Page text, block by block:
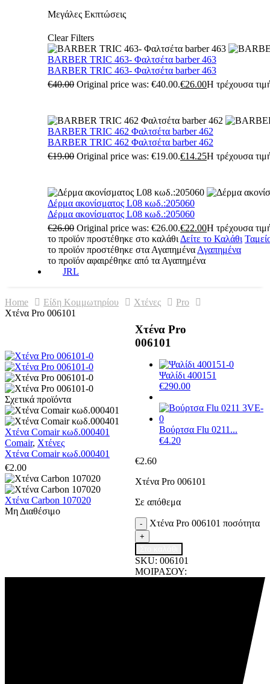
Μεγάλες Εκπτώσεις
Clear Filters
BARBER TRIC 463- Φαλτσέτα barber 463
BARBER TRIC 463- Φαλτσέτα barber 463
€40.00 Original price was: €40.00.€26.00Η τρέχουσα
BARBER TRIC 462 Φαλτσέτα barber 462
BARBER TRIC 462 Φαλτσέτα barber 462
€19.00 Original price was: €19.00.€14.25Η τρέχουσα
Δέρμα ακονίσματος L08 κωδ.:205060
Δέρμα ακονίσματος L08 κωδ.:205060
€26.00 Original price was: €26.00.€22.00Η τρέχουσα
το προϊόν προστέθηκε στο καλάθι Δείτε το Καλάθι
το προϊόν προστέθηκε στα Αγαπημένα Αγαπημένα
το προϊόν αφαιρέθηκε από τα Αγαπημένα
JRL
Home Είδη Κομμωτηρίου Χτένες
Pro
Χτένα Pro 006101
Χτένα Pro
006101
Ψαλίδι 400151
€290.00
Βούρτσα Flu 0211...
€4.20
€2.60
Χτένα Pro 006101
Σε απόθεμα
- Χτένα Pro 006101 ποσότητα
+
SKU: 006101
ΜΟΙΡΑΣΟΥ:
Σχετικά προϊόντα
Χτένα Comair κωδ.000401
Comair, Χτένες
Χτένα Comair κωδ.000401
€2.00
Χτένα Carbon 107020
Μη Διαθέσιμο